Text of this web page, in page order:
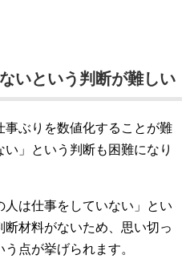
いという判断が難しい
ぶりを数値化することが難
」という判断も困難になり
は仕事をしていない」とい
材料がないため、思い切っ
点が挙げられます。